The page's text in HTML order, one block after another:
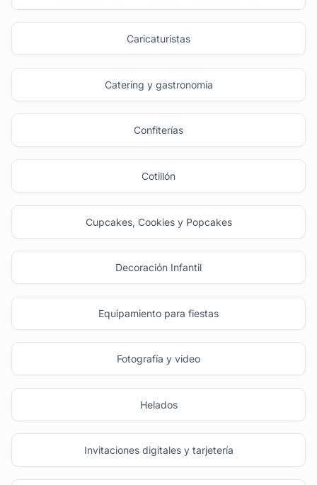
Caricaturistas
Catering y gastronomía
Confiterías
Cotillón
Cupcakes, Cookies y Popcakes
Decoración Infantil
Equipamiento para fiestas
Fotografía y video
Helados
Invitaciones digitales y tarjetería